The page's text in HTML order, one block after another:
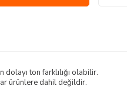
ton farklılığı olabilir.
ürünlere dahil değildir.